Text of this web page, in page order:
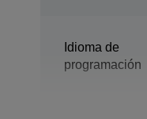
Idioma de
programación